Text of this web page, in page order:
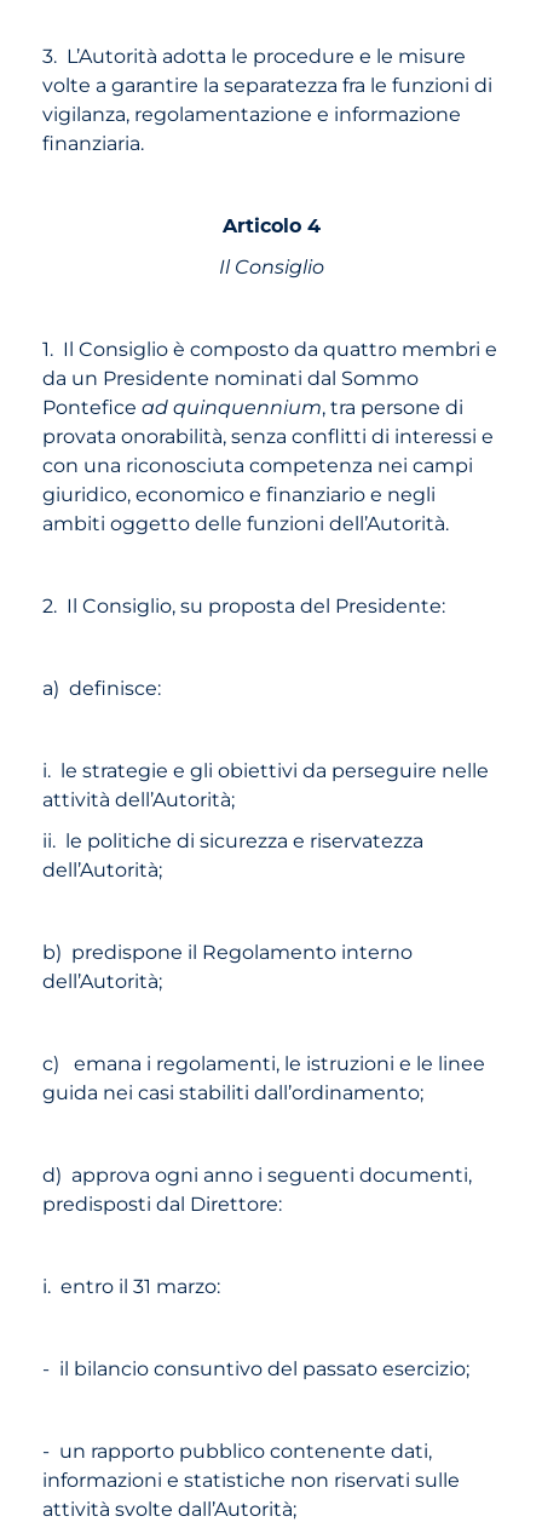
3. L’Autorità adotta le procedure e le misure
volte a garantire la separatezza fra le funzioni di
vigilanza, regolamentazione e informazione
finanziaria.
Articolo 4
Il Consiglio
1. Il Consiglio è composto da quattro membri e
da un Presidente nominati dal Sommo
Pontefice ad quinquennium, tra persone di
provata onorabilità, senza conflitti di interessi e
con una riconosciuta competenza nei campi
giuridico, economico e finanziario e negli
ambiti oggetto delle funzioni dell’Autorità.
2. Il Consiglio, su proposta del Presidente:
a) definisce:
i. le strategie e gli obiettivi da perseguire nelle
attività dell’Autorità;
ii. le politiche di sicurezza e riservatezza
dell’Autorità;
b) predispone il Regolamento interno
dell’Autorità;
c) emana i regolamenti, le istruzioni e le linee
guida nei casi stabiliti dall’ordinamento;
d) approva ogni anno i seguenti documenti,
predisposti dal Direttore:
i. entro il 31 marzo:
- il bilancio consuntivo del passato esercizio;
- un rapporto pubblico contenente dati,
informazioni e statistiche non riservati sulle
attività svolte dall’Autorità;